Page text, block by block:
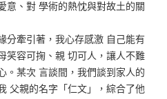
意、對 學術的熱忱與對故土的關
牽引著，我心存感激 自己能有
笑容可掬、親 切可人，讓人不難
。某次 言談間，我們談到家人的
父親的名字「仁文」，綜合了他